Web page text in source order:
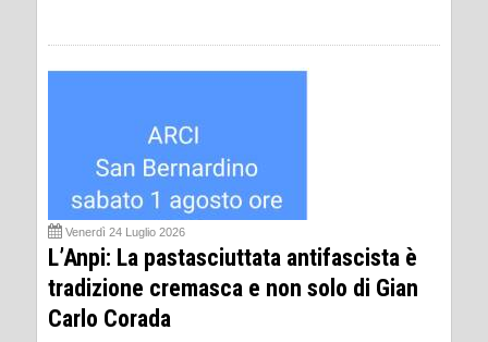
Venerdì 24 Luglio 2026
L’Anpi: La pastasciuttata antifascista è
tradizione cremasca e non solo di Gian
Carlo Corada